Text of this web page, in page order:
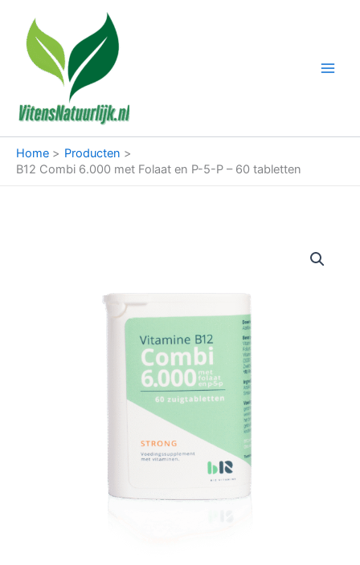
inhoud
Home
Producten
B12 Combi 6.000 met Folaat en P-5-P – 60 tabletten